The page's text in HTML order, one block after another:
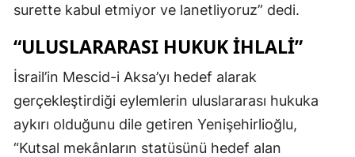
surette kabul etmiyor ve lanetliyoruz” dedi.
“ULUSLARARASI HUKUK İHLALİ”
İsrail’in Mescid-i Aksa’yı hedef alarak
gerçekleştirdiği eylemlerin uluslararası hukuka
aykırı olduğunu dile getiren Yenişehirlioğlu,
“Kutsal mekânların statüsünü hedef alan